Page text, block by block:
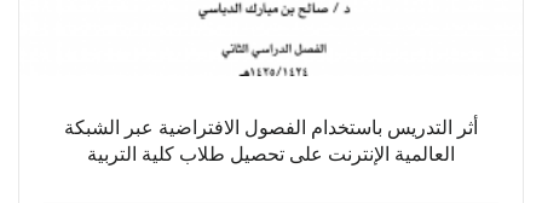
أثر التدريس باستخدام الفصول الافتراضية عبر الشبكة
العالمية الإنترنت على تحصيل طلاب كلية التربية